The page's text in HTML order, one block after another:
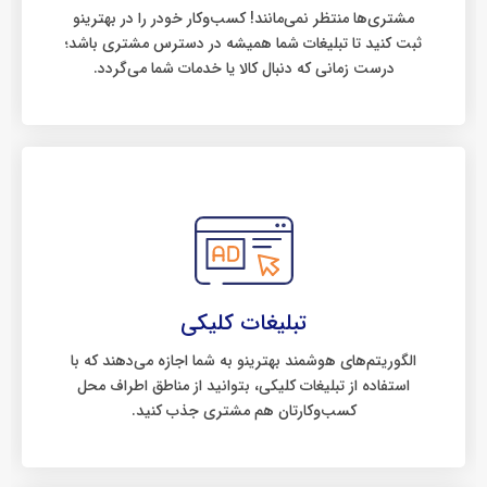
مشتری‌ها منتظر نمی‌مانند! کسب‌وکار خودر را در بهترینو
ثبت کنید تا تبلیغات شما همیشه در دسترس مشتری باشد؛
درست زمانی که دنبال کالا یا خدمات شما می‌گردد.
تبلیغات کلیکی
الگوریتم‌های هوشمند بهترینو به شما اجازه می‌دهند که با
استفاده از تبلیغات کلیکی، بتوانید از مناطق اطراف محل
کسب‌وکارتان هم مشتری جذب کنید.